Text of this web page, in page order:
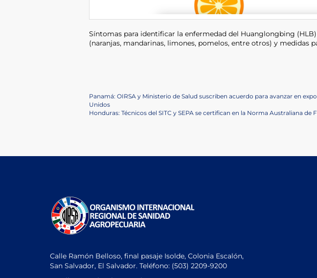
Síntomas para identificar la enfermedad del Huanglongbing
(naranjas, mandarinas, limones, pomelos, entre otros) y medidas
Navegación
de
Previous
Post
Panamá: OIRSA y Ministerio de Salud suscriben acuerdo para avanzar en
Unidos
Next
Honduras: Técnicos del SITC y SEPA se certifican en la Norma Australiana de
Calle Ramón Belloso, final pasaje Isolde, Colonia Escalón,
San Salvador, El Salvador. Teléfono: (503) 2209-9200